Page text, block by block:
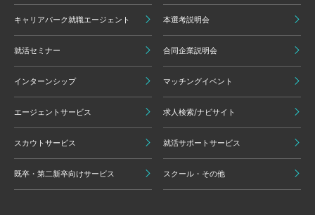
キャリアパーク就職エージェント 本選考説明会
就活セミナー 合同企業説明会
インターンシップ マッチングイベント
エージェントサービス 求人検索/ナビサイト
スカウトサービス 就活サポートサービス
既卒・第二新卒向けサービス スクール・その他